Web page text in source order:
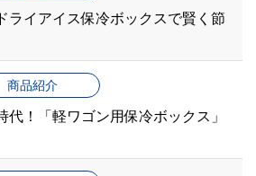
ライアイス保冷ボックスで賢く節
商品紹介
代！「軽ワゴン用保冷ボックス」